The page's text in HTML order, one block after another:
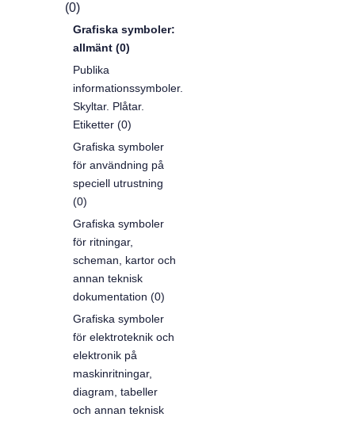
(0)
Grafiska symboler:
allmänt (0)
Publika
informationssymboler.
Skyltar. Plåtar.
Etiketter (0)
Grafiska symboler
för användning på
speciell utrustning
(0)
Grafiska symboler
för ritningar,
scheman, kartor och
annan teknisk
dokumentation (0)
Grafiska symboler
för elektroteknik och
elektronik på
maskinritningar,
diagram, tabeller
och annan teknisk